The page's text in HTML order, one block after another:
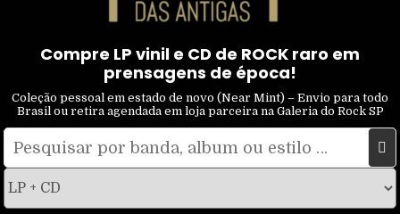
Compre LP vinil e CD de ROCK raro em
prensagens de época!
Coleção pessoal em estado de novo (Near Mint) – Envio para todo
Brasil ou retira agendada em loja parceira na Galeria do Rock SP
Pesquisar
tipo